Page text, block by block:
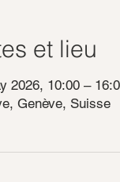
et lieu
2026, 10:00 –
Genève, Suisse